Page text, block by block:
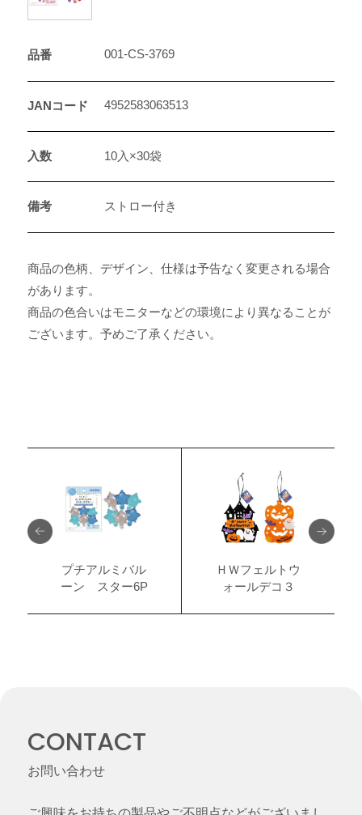
品番 001-CS-3769
JANコード 4952583063513
入数 10入×30袋
備考 ストロー付き
商品の色柄、デザイン、仕様は予告なく変更される場合
があります。
商品の色合いはモニターなどの環境により異なることが
ございます。予めご了承ください。
プチアルミバル
ーン スター6P
ＨＷフェルトウ
ォールデコ３
CONTACT
お問い合わせ